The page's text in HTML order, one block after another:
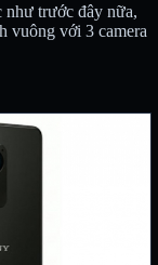
như trước đây nữa,
vuông với 3 camera